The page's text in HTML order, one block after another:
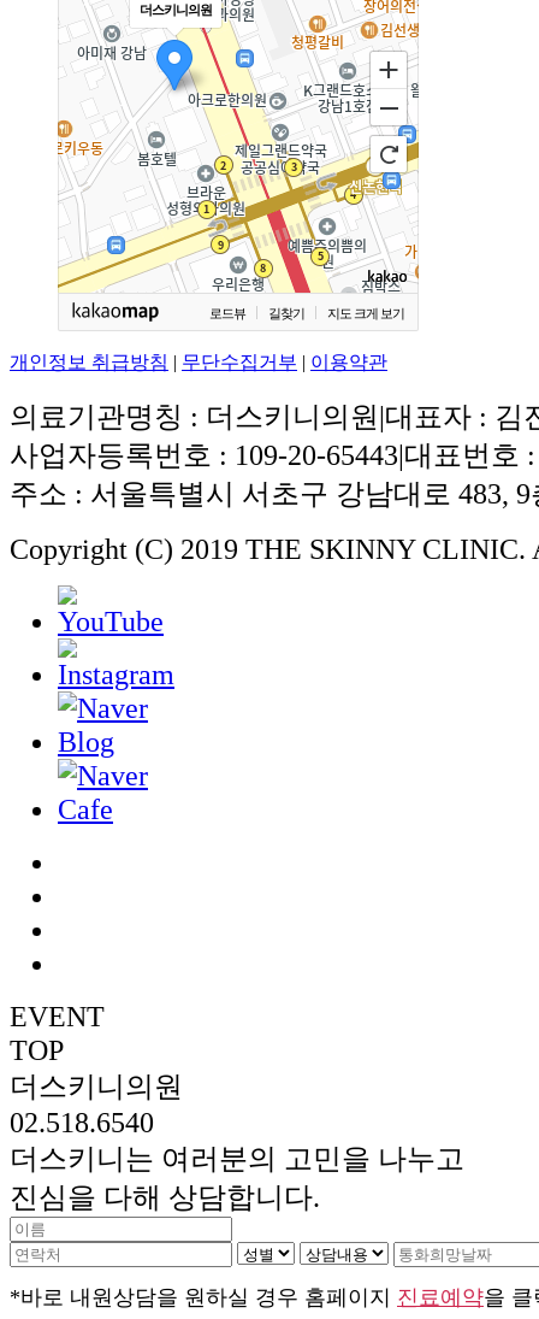
더스키니의원
로드뷰 길찾기 지도 크게 보기
개인정보 취급방침 | 무단수집거부 | 이용약관
의료기관명칭 : 더스키니의원|대표자 : 김
사업자등록번호 : 109-20-65443|대표번호 :
주소 : 서울특별시 서초구 강남대로 483,
Copyright (C) 2019 THE SKINNY CLINIC.
EVENT
TOP
더스키니의원
02.518.6540
더스키니는 여러분의 고민을 나누고
진심을 다해 상담합니다.
*바로 내원상담을 원하실 경우 홈페이지 진료예약을 클